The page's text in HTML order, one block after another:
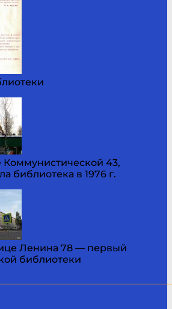
43,
библиотека в 1976 г.
Ленина 78 — первый
библиотеки